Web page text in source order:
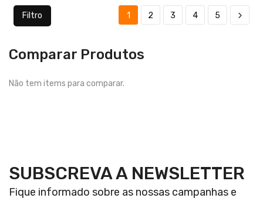
Filtro 1 2 3 4 5
Comparar Produtos
Não tem items para comparar.
SUBSCREVA A NEWSLETTER
Fique informado sobre as nossas campanhas e